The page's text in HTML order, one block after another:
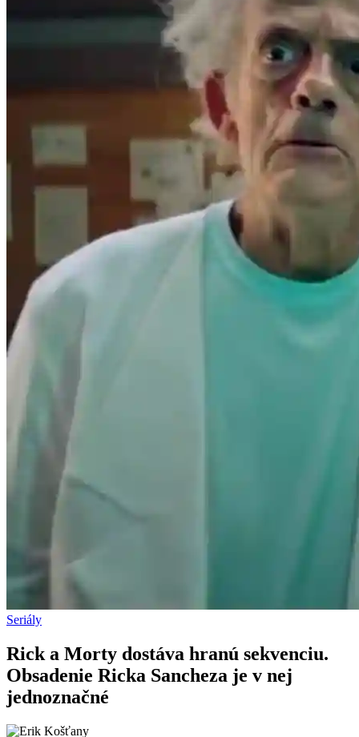
Seriály
Rick a Morty dostáva hranú sekvenciu.
Obsadenie Ricka Sancheza je v nej
jednoznačné